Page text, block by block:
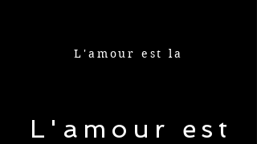
L'amour est
L'amour est la